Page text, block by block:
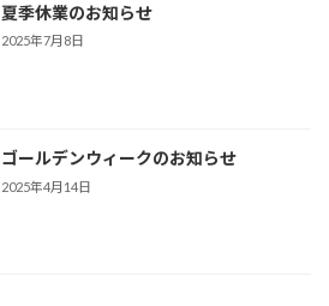
夏季休業のお知らせ
2025年7月8日
ゴールデンウィークのお知らせ
2025年4月14日